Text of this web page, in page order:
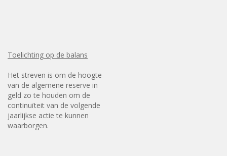
Toelichting op de balans
Het streven is om de hoogte
van de algemene reserve in
geld zo te houden om de
continuïteit van de volgende
jaarlijkse actie te kunnen
waarborgen.